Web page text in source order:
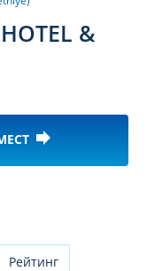
&
forward
Рeйтинг